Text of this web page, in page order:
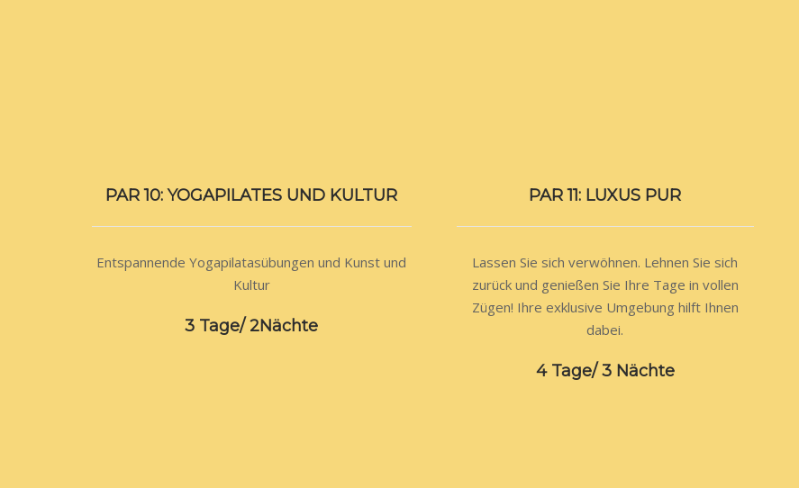
PAR 10: YOGAPILATES UND KULTUR
Entspannende Yogapilatasübungen und Kunst und
Kultur
3 Tage/ 2Nächte
PAR 11: LUXUS PUR
Lassen Sie sich verwöhnen. Lehnen Sie sich
zurück und genießen Sie Ihre Tage in vollen
Zügen! Ihre exklusive Umgebung hilft Ihnen
dabei.
4 Tage/ 3 Nächte